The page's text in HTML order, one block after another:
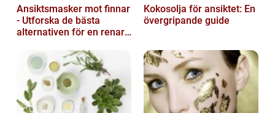
Ansiktsmasker mot finnar
- Utforska de bästa
alternativen för en renare
Kokosolja för ansiktet: En
övergripande guide